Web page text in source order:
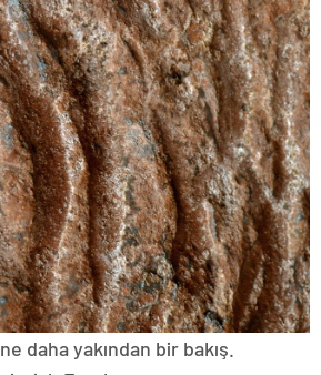
daha yakından bir bakış.